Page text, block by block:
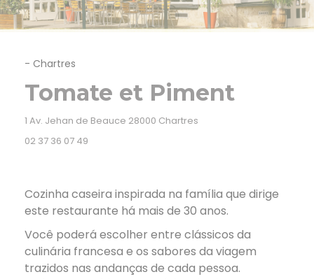
- Chartres
Tomate et Piment
1 Av. Jehan de Beauce 28000 Chartres
02 37 36 07 49
Cozinha caseira inspirada na família que dirige
este restaurante há mais de 30 anos.
Você poderá escolher entre clássicos da
culinária francesa e os sabores da viagem
trazidos nas andanças de cada pessoa.